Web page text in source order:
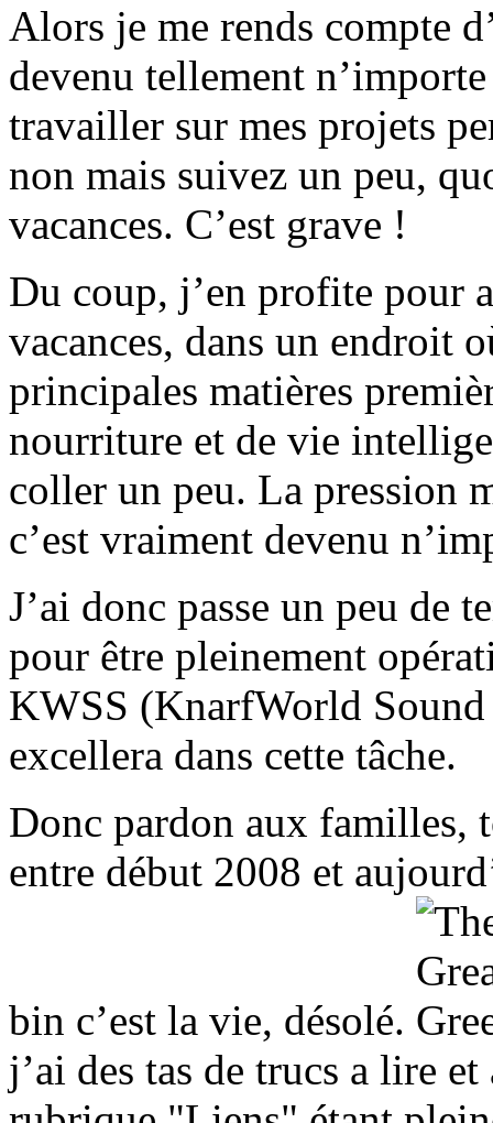
Alors je me rends compte
devenu tellement
travailler sur mes projets
non mais suivez un peu,
vacances. C’est grave !
Du coup, j’en profite pour
vacances, dans un endroit
principales matières
nourriture et de vie
coller un peu. La pression
c’est vraiment devenu
J’ai donc passe un peu de
pour être pleinement
KWSS (KnarfWorld
excellera dans cette tâche.
Donc pardon aux familles,
entre début 2008 et
bin c’est la vie, désolé.
j’ai des tas de trucs a lire